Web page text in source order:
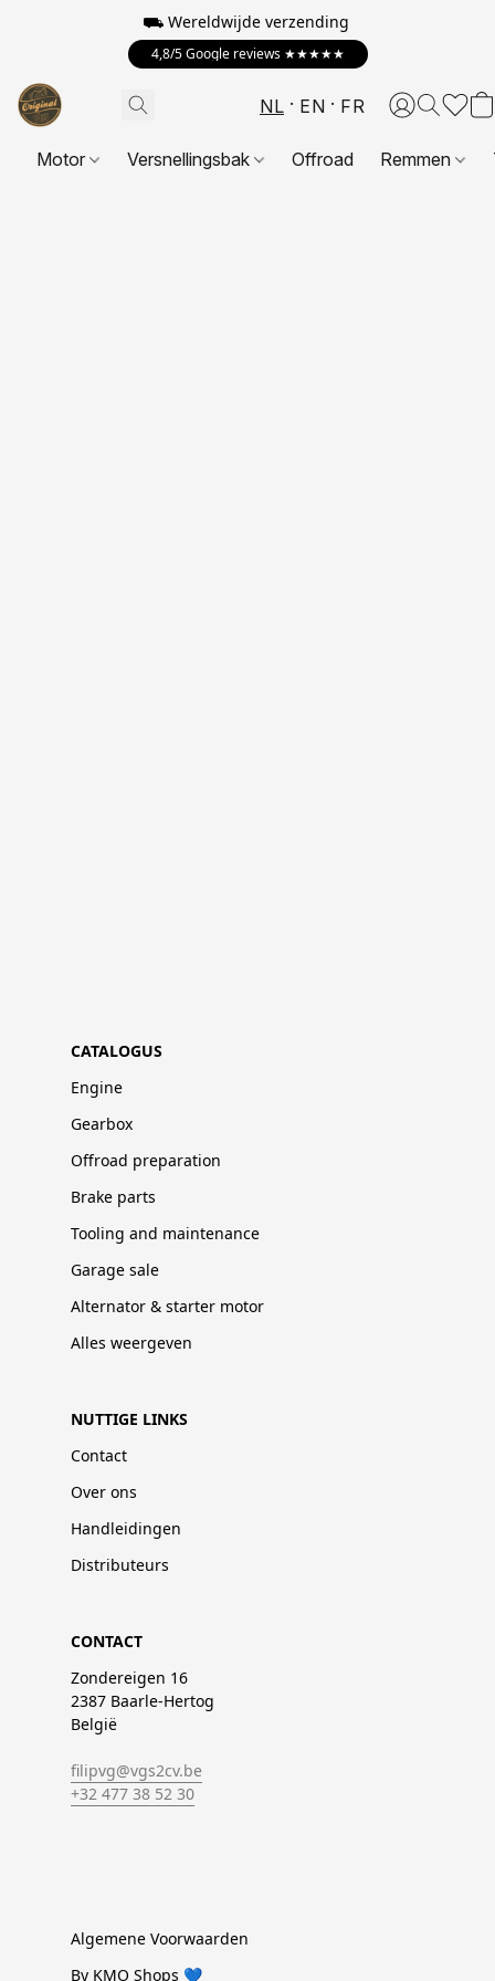
⛟ Wereldwijde verzending
4,8/5 Google reviews ★★★★★
NL EN FR
Motor Versnellingsbak Offroad Remmen
CATALOGUS
Engine
Gearbox
Offroad preparation
Brake parts
Tooling and maintenance
Garage sale
Alternator & starter motor
Alles weergeven
NUTTIGE LINKS
Contact
Over ons
Handleidingen
Distributeurs
CONTACT
Zondereigen 16
2387 Baarle-Hertog
België
filipvg@vgs2cv.be
+32 477 38 52 30
Algemene Voorwaarden
By KMO Shops 💙